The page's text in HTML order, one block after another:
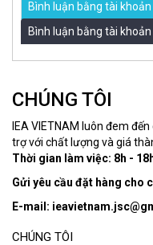
Bình luận bằng tài
Bình luận bằng tài
CHÚNG TÔI
IEA VIETNAM luôn đem
trợ với chất lượng và giá
Thời gian làm việc: 8h -
Gửi yêu cầu đặt hàng cho
E-mail:
CHÚNG TÔI